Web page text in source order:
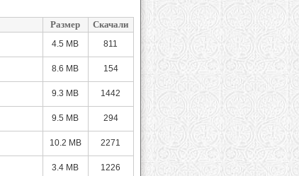
Размер Скачали
4.5 MB 811
8.6 MB 154
9.3 MB 1442
9.5 MB 294
10.2 MB 2271
3.4 MB 1226